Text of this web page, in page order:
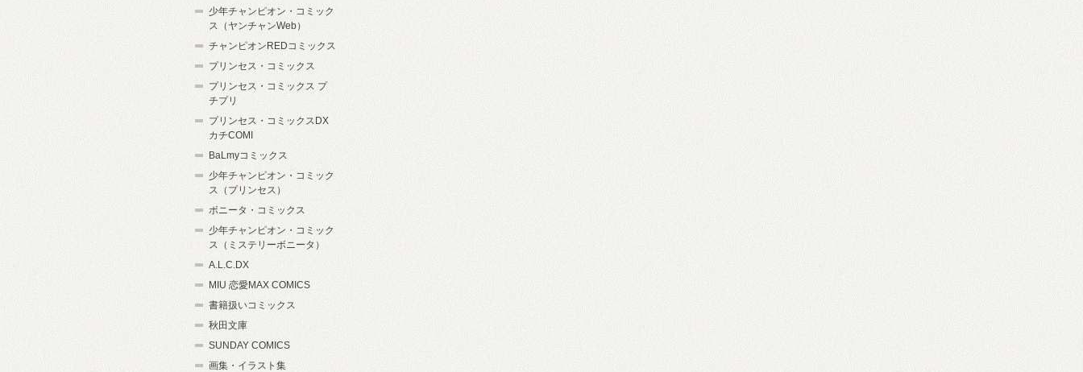
少年チャンピオン・コミック
ス（ヤンチャンWeb）
チャンピオンREDコミックス
プリンセス・コミックス
プリンセス・コミックス プ
チプリ
プリンセス・コミックスDX
カチCOMI
BaLmyコミックス
少年チャンピオン・コミック
ス（プリンセス）
ボニータ・コミックス
少年チャンピオン・コミック
ス（ミステリーボニータ）
A.L.C.DX
MIU 恋愛MAX COMICS
書籍扱いコミックス
秋田文庫
SUNDAY COMICS
画集・イラスト集